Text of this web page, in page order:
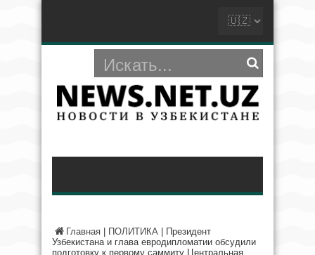
Главная ПОЛИТИКА
Президент
Узбекистана и глава евродипломатии обсудили
подготовку к первому саммиту Центральная